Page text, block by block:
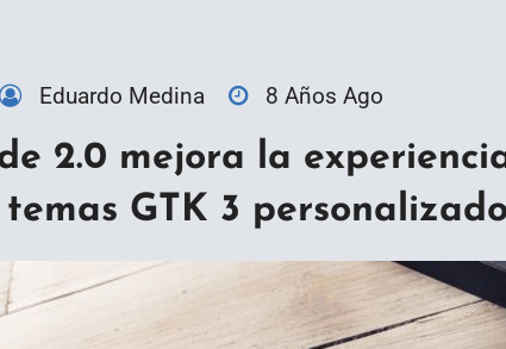
Eduardo Medina 8 Años Ago
2.0 mejora la
GTK 3